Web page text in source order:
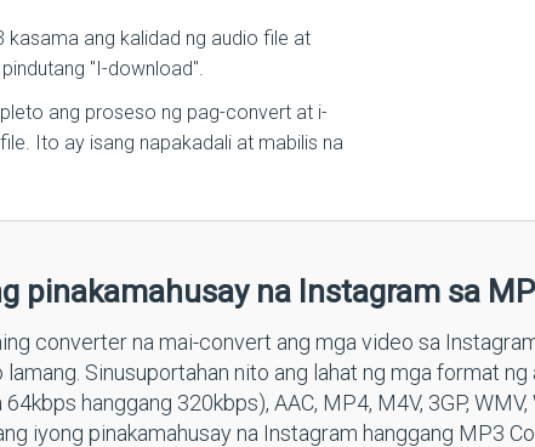
kasama ang kalidad ng audio file at
"I-download".
ang proseso ng pag-convert at i-
Ito ay isang napakadali at mabilis na
pinakamahusay na Instagram sa
converter na mai-convert ang mga video sa
Sinusuportahan nito ang lahat ng mga format
hanggang 320kbps), AAC, MP4, M4V, 3GP, WMV,
iyong pinakamahusay na Instagram hanggang MP3